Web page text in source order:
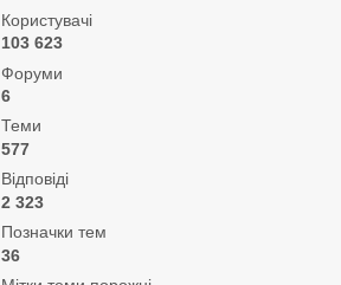
Користувачі
103 623
Форуми
6
Теми
577
Відповіді
2 323
Позначки тем
36